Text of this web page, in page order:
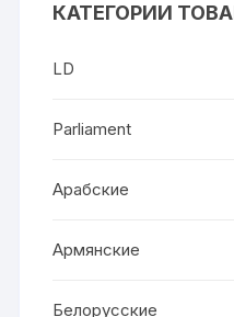
КАТЕГОРИИ
LD
Parliament
Арабские
Армянские
Белорусские